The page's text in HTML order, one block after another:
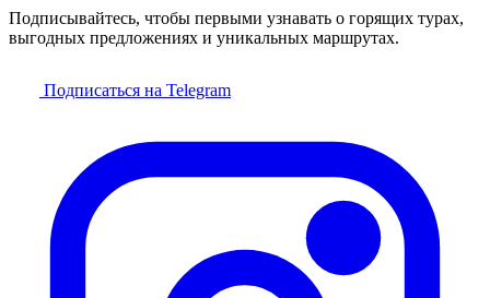
Подписывайтесь, чтобы первыми узнавать о горящих турах,
выгодных предложениях и уникальных маршрутах.
Подписаться на Telegram